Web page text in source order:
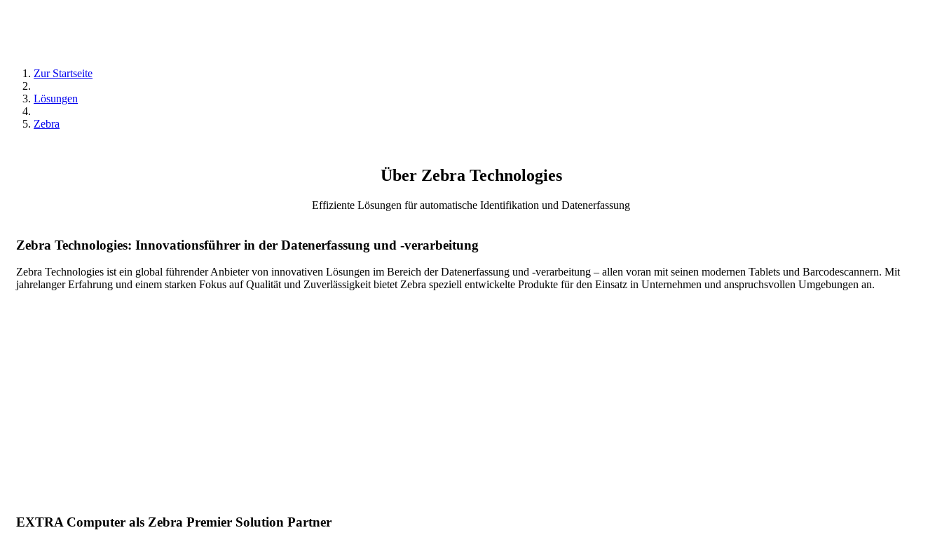
Zur Startseite
Lösungen
Zebra
Über Zebra Technologies
Effiziente Lösungen für automatische Identifikation und Datenerfassung
Zebra Technologies: Innovationsführer in der Datenerfassung und -verarbeitung
Zebra Technologies ist ein global führender Anbieter von innovativen Lösungen im Bereich der Datenerfassung und -verarbeitung – allen voran mit seinen modernen Tablets und Barcodescannern. Mit
jahrelanger Erfahrung und einem starken Fokus auf Qualität und Zuverlässigkeit bietet Zebra speziell entwickelte Produkte für den Einsatz in Unternehmen und anspruchsvollen Umgebungen an.
EXTRA Computer als Zebra Premier Solution Partner